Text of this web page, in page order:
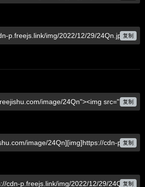
复制
复制
复制
复制